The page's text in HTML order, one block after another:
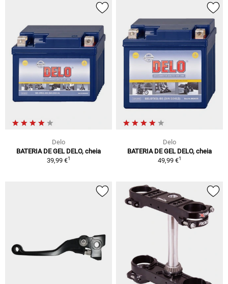
Delo
BATERIA DE GEL DELO, cheia
39,99 €1
Delo
BATERIA DE GEL DELO, cheia
49,99 €1